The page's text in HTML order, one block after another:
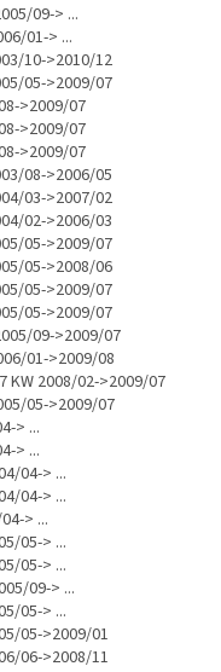
09-> ...
01-> ...
10->2010/12
05->2009/07
>2009/07
>2009/07
>2009/07
08->2006/05
03->2007/02
02->2006/03
05->2009/07
05->2008/06
05->2009/07
05->2009/07
09->2009/07
01->2009/08
KW 2008/02->2009/07
05->2009/07
> ...
> ...
04-> ...
04-> ...
> ...
05-> ...
05-> ...
09-> ...
05-> ...
05->2009/01
06->2008/11